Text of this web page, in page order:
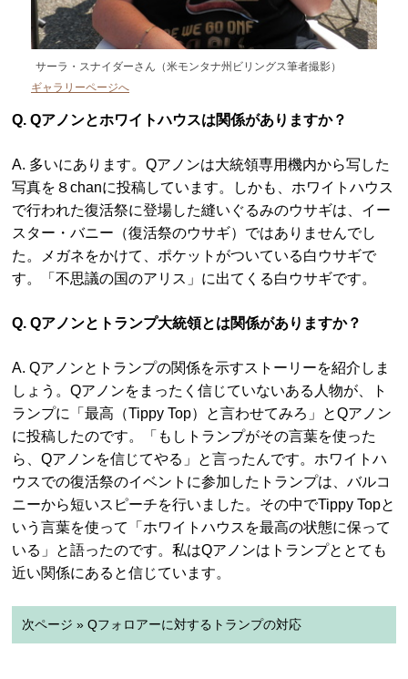
サーラ・スナイダーさん（米モンタナ州ビリングス筆者撮影）
ギャラリーページへ
Q. Qアノンとホワイトハウスは関係がありますか？
A. 多いにあります。Qアノンは大統領専用機内から写した
写真を８chanに投稿しています。しかも、ホワイトハウス
で行われた復活祭に登場した縫いぐるみのウサギは、イー
スター・バニー（復活祭のウサギ）ではありませんでし
た。メガネをかけて、ポケットがついている白ウサギで
す。「不思議の国のアリス」に出てくる白ウサギです。
Q. Qアノンとトランプ大統領とは関係がありますか？
A. Qアノンとトランプの関係を示すストーリーを紹介しま
しょう。Qアノンをまったく信じていないある人物が、ト
ランプに「最高（Tippy Top）と言わせてみろ」とQアノン
に投稿したのです。「もしトランプがその言葉を使った
ら、Qアノンを信じてやる」と言ったんです。ホワイトハ
ウスでの復活祭のイベントに参加したトランプは、バルコ
ニーから短いスピーチを行いました。その中でTippy Topと
いう言葉を使って「ホワイトハウスを最高の状態に保って
いる」と語ったのです。私はQアノンはトランプととても
近い関係にあると信じています。
次ページ » Qフォロアーに対するトランプの対応